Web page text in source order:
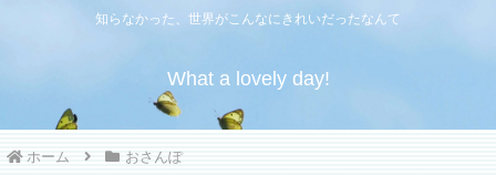
知らなかった、世界がこんなにきれいだったなんて
What a lovely day!
ホーム おさんぽ